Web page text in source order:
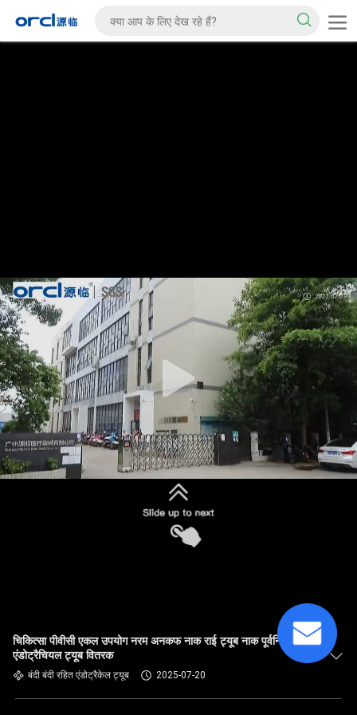
चिकित्सा पीवीसी एकल उपयोग नरम अनकफ नाक राई ट्यूब नाक पूर्वनिर्मित
एंडोट्रैचियल ट्यूब वितरक
बंदी बंदी रहित एंडोट्रैकेल ट्यूब 2025-07-20